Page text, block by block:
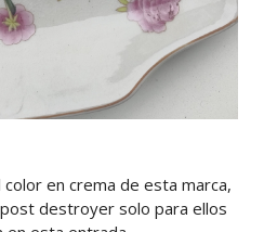
en crema de esta marca,
destroyer solo para ellos